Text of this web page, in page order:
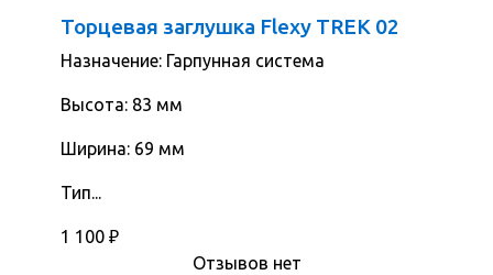
Торцевая заглушка Flexy TREK 02
Назначение: Гарпунная система
Высота: 83 мм
Ширина: 69 мм
Тип...
1 100 ₽
Отзывов нет